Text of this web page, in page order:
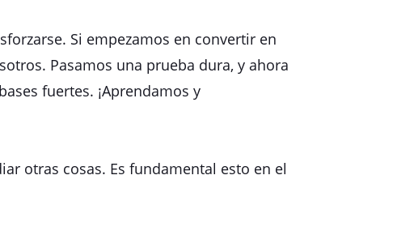
Si empezamos en convertir en
Pasamos una prueba dura, y ahora
fuertes. ¡Aprendamos y
otras cosas. Es fundamental esto en el